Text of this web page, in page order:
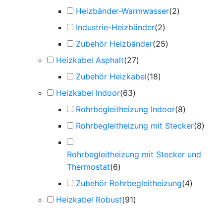
Heizbänder-Warmwasser(2)
Industrie-Heizbänder(2)
Zubehör Heizbänder(25)
Heizkabel Asphalt(27)
Zubehör Heizkabel(18)
Heizkabel Indoor(63)
Rohrbegleitheizung Indoor(8)
Rohrbegleitheizung mit Stecker(8)
Rohrbegleitheizung mit Stecker und
Thermostat(6)
Zubehör Rohrbegleitheizung(4)
Heizkabel Robust(91)